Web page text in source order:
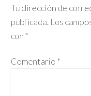
Tu dirección de
publicada. Los
con *
Comentario *